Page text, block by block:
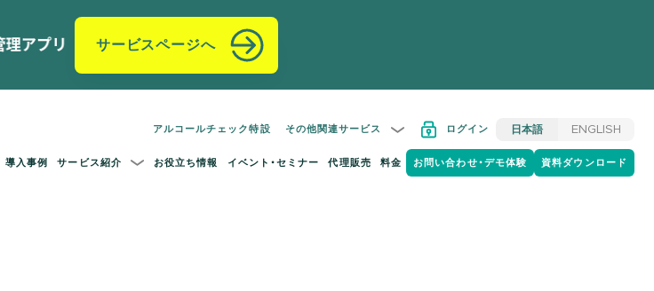
サービスページへ
アルコールチェック特設 その他関連サービス ログイン 日本語 ENGLISH
導入事例 サービス紹介 お役立ち情報 イベント・セミナー 代理販売 料金 お問い合わせ・デモ体験 資料ダウンロード